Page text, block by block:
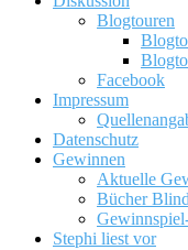
Blogtouren
Facebook
Impressum
Datenschutz
Gewinnen
Aktuelle
Bücher
Stephi liest vor